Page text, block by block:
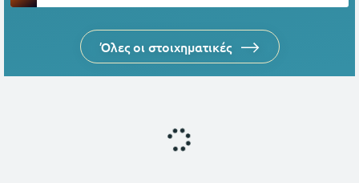
Όλες οι στοιχηματικές